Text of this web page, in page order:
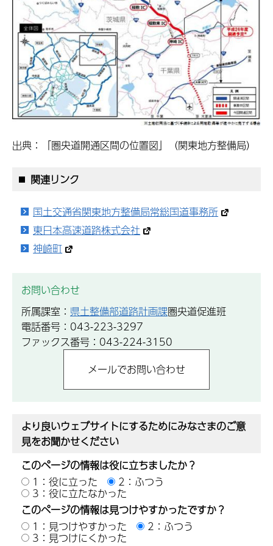
出典：「圏央道開通区間の位置図」（関東地方整備局）
関連リンク
国土交通省関東地方整備局常総国道事務所
東日本高速道路株式会社
神崎町
お問い合わせ
所属課室： 県土整備部道路計画課圏央道促進班
電話番号：043-223-3297
ファックス番号：043-224-3150
より良いウェブサイトにするためにみなさまのご意
見をお聞かせください
このページの情報は役に立ちましたか？
1：役に立った
2：ふつう
3：役に立たなかった
このページの情報は見つけやすかったですか？
1：見つけやすかった
2：ふつう
3：見つけにくかった